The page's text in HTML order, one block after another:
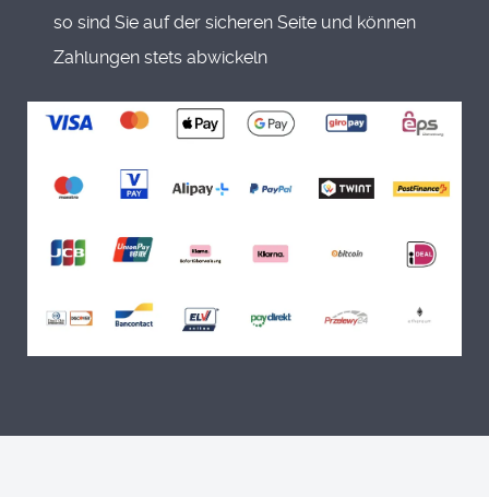
so sind Sie auf der sicheren Seite und können
Zahlungen stets abwickeln